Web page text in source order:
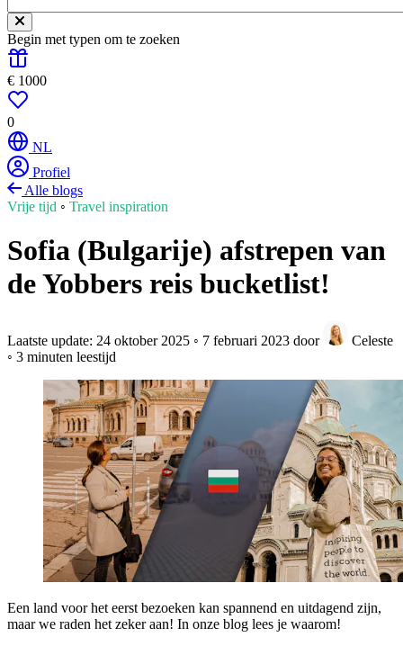
Begin met typen om te zoeken
€ 1000
0
NL
Profiel
Alle blogs
Vrije tijd ◦ Travel inspiration
Sofia (Bulgarije) afstrepen van
de Yobbers reis bucketlist!
Laatste update: 24 oktober 2025 ◦ 7 februari 2023 door
Celeste
◦ 3 minuten leestijd
Een land voor het eerst bezoeken kan spannend en uitdagend zijn,
maar we raden het zeker aan! In onze blog lees je waarom!